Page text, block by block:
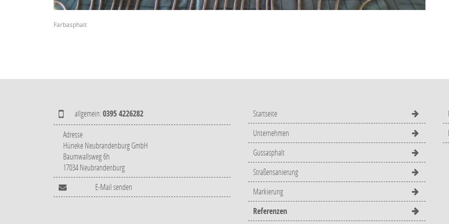
Farbasphalt
allgemein:0395 4226282
Adresse
Hüneke Neubrandenburg GmbH
Baumwallsweg 6h
17034 Neubrandenburg
E-Mail senden
Startseite
Unternehmen
Gussasphalt
Straßensanierung
Markierung
Referenzen